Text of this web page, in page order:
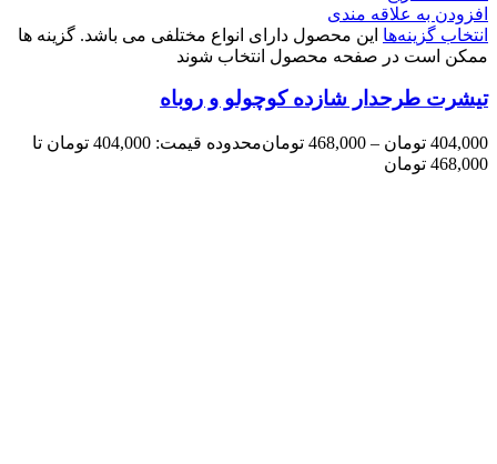
افزودن به علاقه مندی
انتخاب گزینه‌ها این محصول دارای انواع مختلفی می باشد. گزینه ها
ممکن است در صفحه محصول انتخاب شوند
تیشرت طرحدار شازده کوچولو و روباه
404,000 تومان –
468,000 تومان
محدوده قیمت: 404,000 تومان تا
468,000 تومان